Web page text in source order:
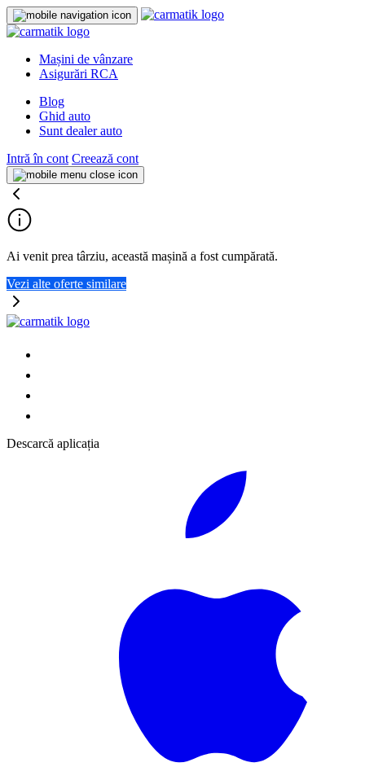
Mașini de vânzare
Asigurări RCA
Blog
Ghid auto
Sunt dealer auto
Intră în cont Creează cont
Ai venit prea târziu, această mașină a fost cumpărată.
Vezi alte oferte similare
Descarcă aplicația